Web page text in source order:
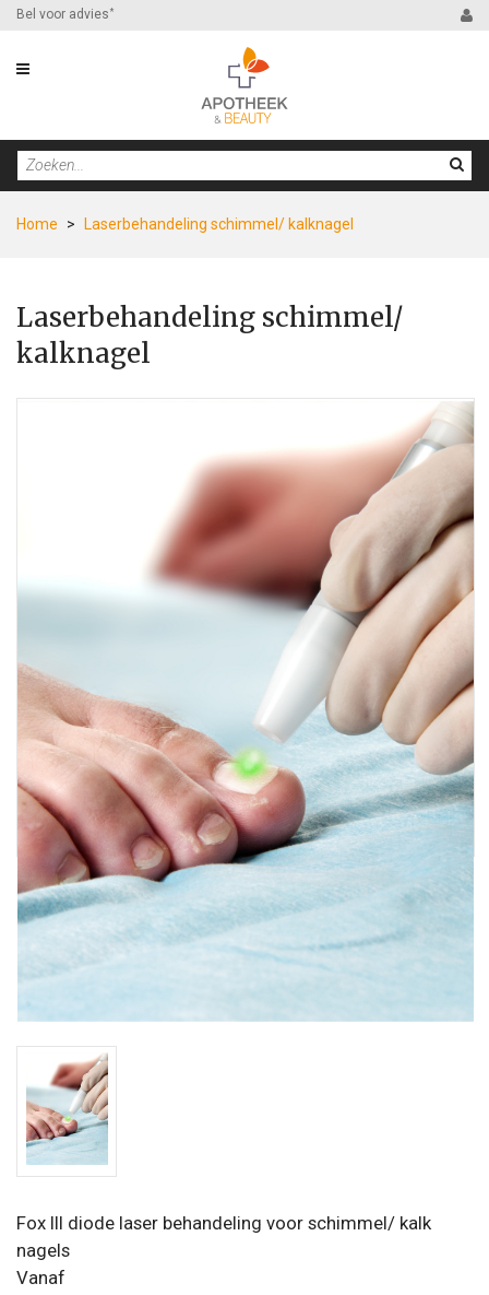
Bel voor advies *
Home > Laserbehandeling schimmel/ kalknagel
Laserbehandeling schimmel/
kalknagel
Fox III diode laser behandeling voor schimmel/ kalk
nagels
Vanaf